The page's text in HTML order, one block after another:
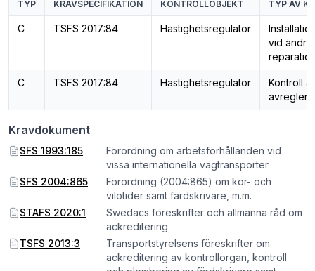
TYP KRAVSPECIFIKATION KONTROLLOBJEKT TYP AV
C TSFS 2017:84 Hastighetsregulator
vid
C TSFS 2017:84 Hastighetsregulator
Kontroll
Kravdokument
SFS 1993:185
Förordning om arbetsförhållanden vid
vissa internationella vägtransporter
SFS 2004:865
Förordning (2004:865) om kör- och
vilotider samt färdskrivare, m.m.
STAFS 2020:1
Swedacs föreskrifter och allmänna råd om
ackreditering
TSFS 2013:3
Transportstyrelsens föreskrifter om
ackreditering av kontrollorgan, kontroll